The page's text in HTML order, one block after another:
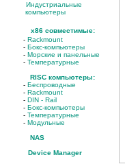
Индустриальные
компьютеры
x86 совместимые:
- Rackmount
- Бокс-компьютеры
- Морские и панельные
- Температурные
RISC компьютеры:
- Беспроводные
- Rackmount
- DIN - Rail
- Бокс-компьютеры
- Температурные
- Модульные
NAS
Device Manager